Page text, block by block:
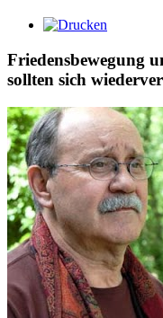
Friedens­bewegung
sollten sich